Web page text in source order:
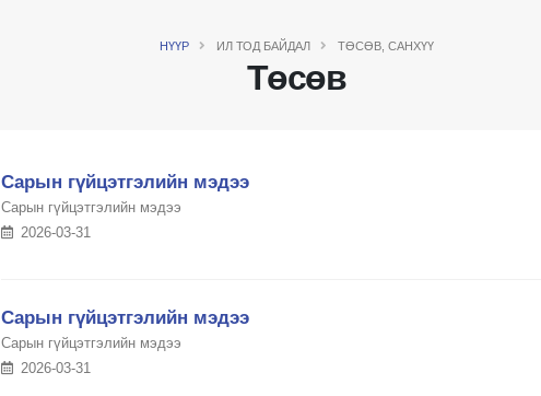
НҮҮР ИЛ ТОД БАЙДАЛ ТӨСӨВ, САНХҮҮ
Төсөв
Сарын гүйцэтгэлийн мэдээ
Сарын гүйцэтгэлийн мэдээ
2026-03-31
Сарын гүйцэтгэлийн мэдээ
Сарын гүйцэтгэлийн мэдээ
2026-03-31